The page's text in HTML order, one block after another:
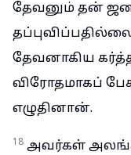
தேவனும் தன்
தேவனாகிய
விரோதமாகப்
எழுதினான்.
18 அவர்கள்